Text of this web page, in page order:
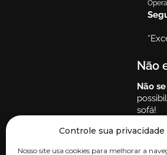
Controle sua privacidade
Nosso site usa cookies para melhorar a
Não
Não
sofá!